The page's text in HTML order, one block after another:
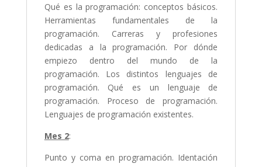
Qué es la programación: conceptos básicos.
Herramientas fundamentales de la
programación. Carreras y profesiones
dedicadas a la programación. Por dónde
empiezo dentro del mundo de la
programación. Los distintos lenguajes de
programación. Qué es un lenguaje de
programación. Proceso de programación.
Lenguajes de programación existentes.
Mes 2:
Punto y coma en programación. Identación